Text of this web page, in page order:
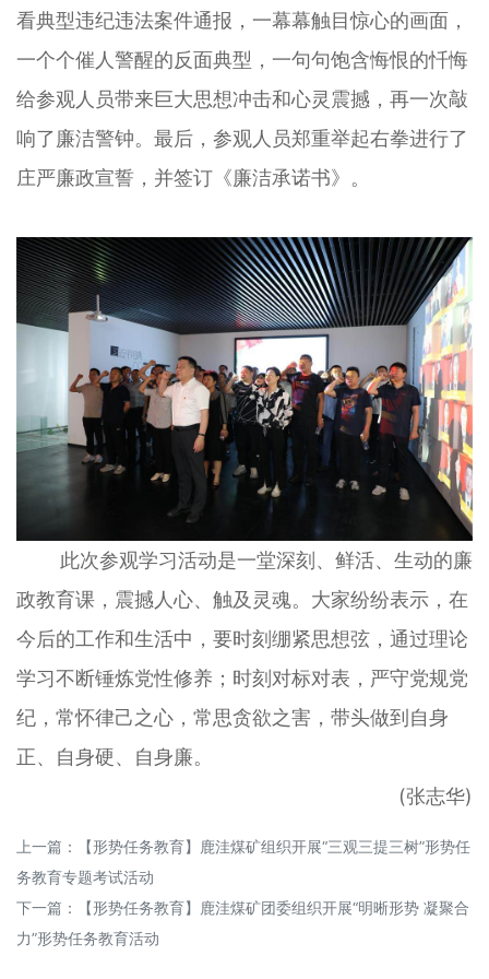
看典型违纪违法案件通报，一幕幕触目惊心的画面，
一个个催人警醒的反面典型，一句句饱含悔恨的忏悔
给参观人员带来巨大思想冲击和心灵震撼，再一次敲
响了廉洁警钟。最后，参观人员郑重举起右拳进行了
庄严廉政宣誓，并签订《廉洁承诺书》。
此次参观学习活动是一堂深刻、鲜活、生动的廉
政教育课，震撼人心、触及灵魂。大家纷纷表示，在
今后的工作和生活中，要时刻绷紧思想弦，通过理论
学习不断锤炼党性修养；时刻对标对表，严守党规党
纪，常怀律己之心，常思贪欲之害，带头做到自身
正、自身硬、自身廉。
(张志华)
上一篇：
【形势任务教育】鹿洼煤矿组织开展“三观三提三树”形势任
务教育专题考试活动
下一篇：
【形势任务教育】鹿洼煤矿团委组织开展“明晰形势 凝聚合
力”形势任务教育活动